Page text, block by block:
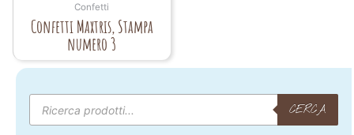
Confetti
Confetti Maxtris, Stampa
numero 3
Products
search
CERCA